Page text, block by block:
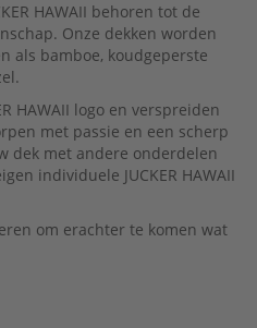
HAWAII behoren tot de
Onze dekken worden
als bamboe, koudgeperste
HAWAII logo en verspreiden
met passie en een scherp
dek met andere onderdelen
individuele JUCKER HAWAII
om erachter te komen wat